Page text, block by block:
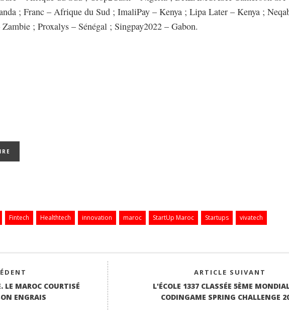
; Franc – Afrique du Sud ; ImaliPay – Kenya ; Lipa Later – Kenya ;
; Proxalys – Sénégal ; Singpay2022 – Gabon.
Fintech Healthtech innovation maroc StartUp Maroc Startups vivatech
LE MAROC COURTISÉ
ENGRAIS
ARTICLE SUIVANT
L'ÉCOLE 1337 CLASSÉE 5ÈME
CODINGAME SPRING CHALLENGE